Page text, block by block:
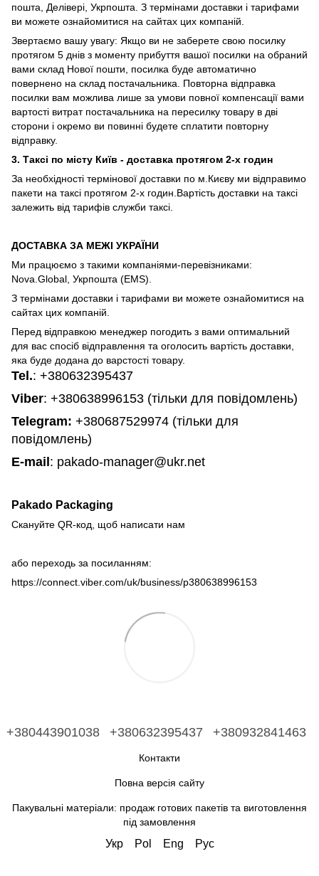
пошта, Делівері, Укрпошта. З термінами доставки і тарифами
ви можете ознайомитися на сайтах цих компаній.
Звертаємо вашу увагу: Якщо ви не заберете свою посилку
протягом 5 днів з моменту прибуття вашої посилки на обраний
вами склад Нової пошти, посилка буде автоматично
повернено на склад постачальника. Повторна відправка
посилки вам можлива лише за умови повної компенсації вами
вартості витрат постачальника на пересилку товару в дві
сторони і окремо ви повинні будете сплатити повторну
відправку.
3. Таксі по місту Київ - доставка протягом 2-х годин
За необхідності термінової доставки по м.Києву ми відправимо
пакети на таксі протягом 2-х годин.Вартість доставки на таксі
залежить від тарифів служби таксі.
ДОСТАВКА ЗА МЕЖІ УКРАЇНИ
Ми працюємо з такими компаніями-перевізниками:
Nova.Global, Укрпошта (EMS).
З термінами доставки і тарифами ви можете ознайомитися на
сайтах цих компаній.
Перед відправкою менеджер погодить з вами оптимальний
для вас спосіб відправлення та оголосить вартість доставки,
яка буде додана до варстості товару.
Tel.: +380632395437
Viber: +380638996153 (тільки для повідомлень)
Telegram: +380687529974 (тільки для
повідомлень)
E-mail: pakado-manager@ukr.net
Pakado Packaging
Скануйте QR-код, щоб написати нам
або переходь за посиланням:
https://connect.viber.com/uk/business/p380638996153
+380443901038 +380632395437 +380932841463
Контакти
Повна версія сайту
Пакувальні матеріали: продаж готових пакетів та виготовлення
під замовлення
Укр Pol Eng Рус